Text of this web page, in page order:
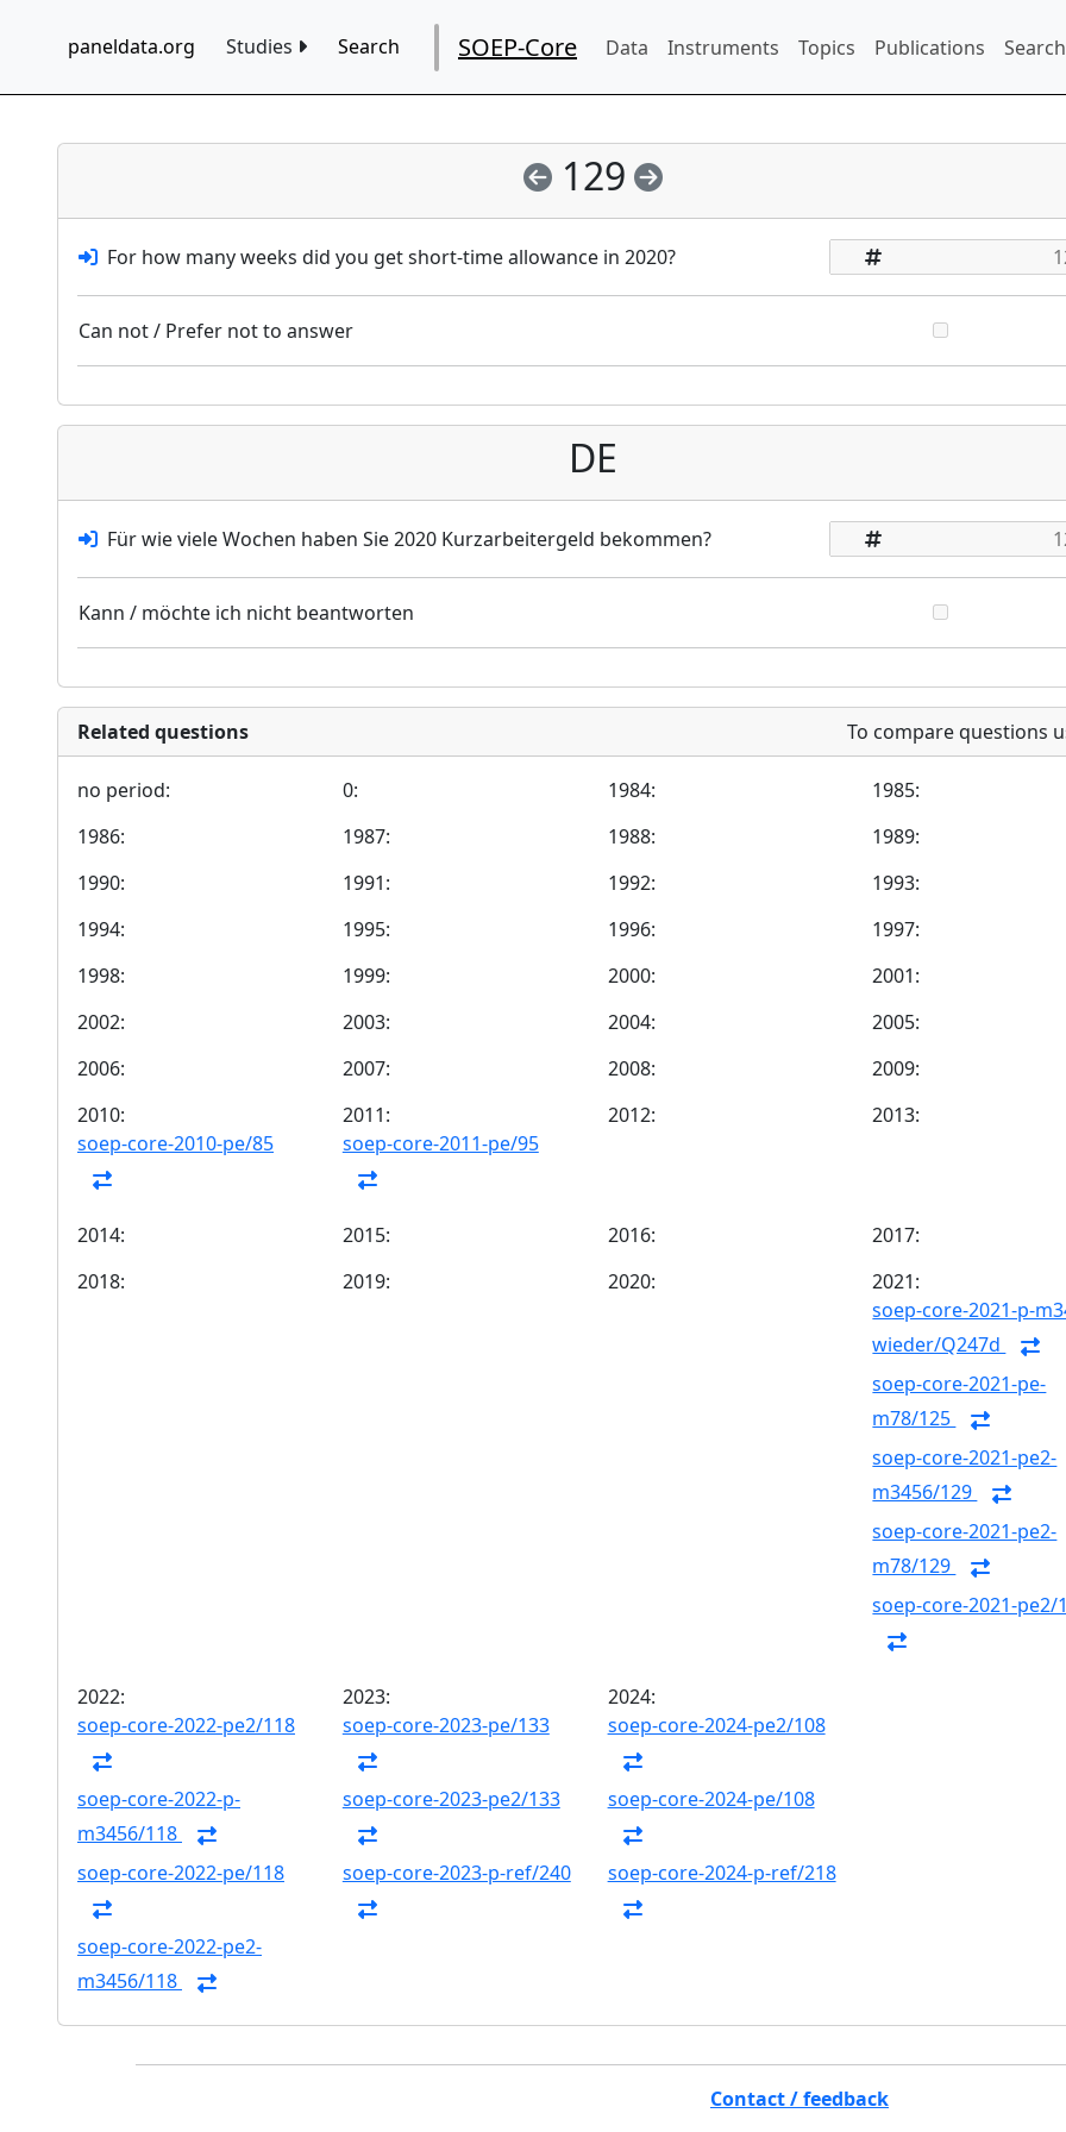
paneldata.org Studies Search SOEP-Core Data Instruments Topics Publications
129
For how many weeks did you get short-time allowance in 2020?
Can not / Prefer not to answer
DE
Für wie viele Wochen haben Sie 2020 Kurzarbeitergeld bekommen?
Kann / möchte ich nicht beantworten
Related questions To compare questions
no period: 0: 1984:
1985:
1986:
1987: 1988:
1989:
1990:
1991: 1992:
1993:
1994:
1995: 1996:
1997:
1998:
1999: 2000:
2001:
2002:
2003: 2004:
2005:
2006:
2007: 2008:
2009:
2010:
soep-core-2010-pe/85
2011:
soep-core-2011-pe/95
2012: 2013:
2014: 2015: 2016:
2017:
2018:
2019: 2020:
2021:
soep-core-2021-p-
wieder/Q247d
soep-core-2021-pe-
m78/125
soep-core-2021-pe2-
m3456/129
soep-core-2021-pe2-
m78/129
soep-core-2021-pe2/
2022:
soep-core-2022-pe2/118
soep-core-2022-p-
m3456/118
soep-core-2022-pe/118
soep-core-2022-pe2-
m3456/118
2023:
soep-core-2023-pe/133
soep-core-2023-pe2/133
soep-core-2023-p-ref/240
2024:
soep-core-2024-pe2/108
soep-core-2024-pe/108
soep-core-2024-p-ref/218
Contact / feedback